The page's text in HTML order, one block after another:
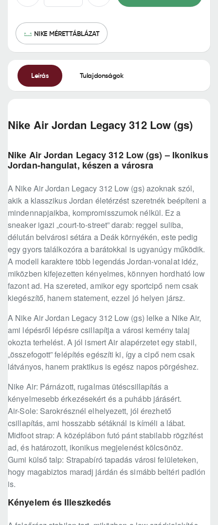
NIKE MÉRETTÁBLÁZAT
Leírás Tulajdonságok
Nike Air Jordan Legacy 312 Low (gs)
Nike Air Jordan Legacy 312 Low (gs) – Ikonikus
Jordan-hangulat, készen a városra
A Nike Air Jordan Legacy 312 Low (gs) azoknak szól,
akik a klasszikus Jordan életérzést szeretnék beépíteni a
mindennapjaikba, kompromisszumok nélkül. Ez a
sneaker igazi „court-to-street” darab: reggel suliba,
délután belvárosi sétára a Deák környékén, este pedig
egy gyors találkozóra a barátokkal is ugyanúgy működik.
A modell karaktere több legendás Jordan-vonalat idéz,
miközben kifejezetten kényelmes, könnyen hordható low
fazont ad. Ha szereted, amikor egy sportcipő nem csak
kiegészítő, hanem statement, ezzel jó helyen jársz.
A Nike Air Jordan Legacy 312 Low (gs) lelke a Nike Air,
ami lépésről lépésre csillapítja a városi kemény talaj
okozta terhelést. A jól ismert Air alapérzetet egy stabil,
„összefogott” felépítés egészíti ki, így a cipő nem csak
látványos, hanem praktikus is egész napos pörgéshez.
Nike Air: Párnázott, rugalmas ütéscsillapítás a
kényelmesebb érkezésekért és a puhább járásért.
Air-Sole: Sarokrésznél elhelyezett, jól érezhető
csillapítás, ami hosszabb sétáknál is kíméli a lábat.
Midfoot strap: A középlábon futó pánt stabilabb rögzítést
ad, és határozott, ikonikus megjelenést kölcsönöz.
Gumi külső talp: Strapabíró tapadás városi felületeken,
hogy magabiztos maradj járdán és simább beltéri padlón
is.
Kényelem és Illeszkedés